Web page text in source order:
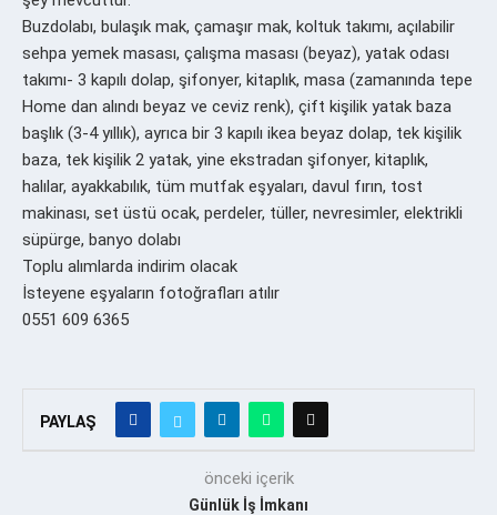
Buzdolabı, bulaşık mak, çamaşır mak, koltuk takımı, açılabilir
sehpa yemek masası, çalışma masası (beyaz), yatak odası
takımı- 3 kapılı dolap, şifonyer, kitaplık, masa (zamanında tepe
Home dan alındı beyaz ve ceviz renk), çift kişilik yatak baza
başlık (3-4 yıllık), ayrıca bir 3 kapılı ikea beyaz dolap, tek kişilik
baza, tek kişilik 2 yatak, yine ekstradan şifonyer, kitaplık,
halılar, ayakkabılık, tüm mutfak eşyaları, davul fırın, tost
makinası, set üstü ocak, perdeler, tüller, nevresimler, elektrikli
süpürge, banyo dolabı
Toplu alımlarda indirim olacak
İsteyene eşyaların fotoğrafları atılır
0551 609 6365
PAYLAŞ
önceki içerik
Günlük İş İmkanı